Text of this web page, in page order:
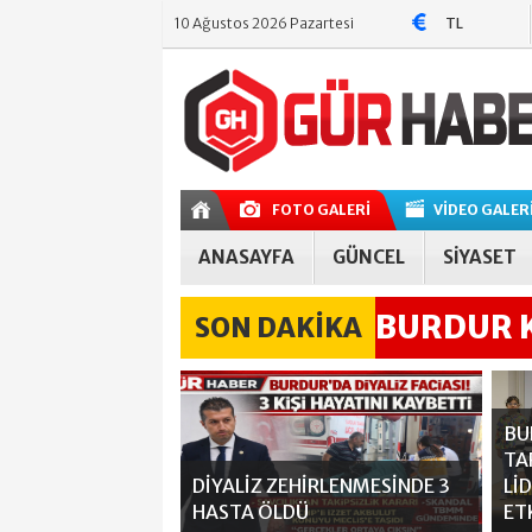
10 Ağustos 2026 Pazartesi TL
FOTO GALERİ VİDEO GALERİ
ANASAYFA GÜNCEL SİYASET
SON DAKİKA BURDUR
BULUNDU
DİYALİZ ZEHİRLENMESİNDE 3
HASTA ÖLDÜ